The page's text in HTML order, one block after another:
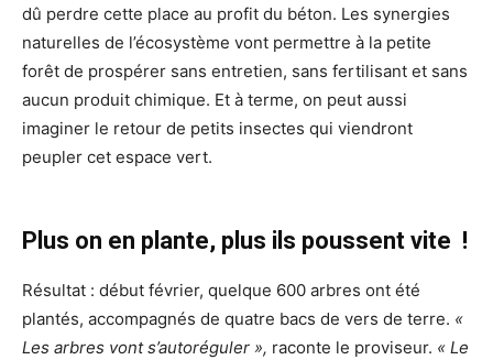
dû perdre cette place au profit du béton. Les synergies
naturelles de l’écosystème vont permettre à la petite
forêt de prospérer sans entretien, sans fertilisant et sans
aucun produit chimique. Et à terme, on peut aussi
imaginer le retour de petits insectes qui viendront
peupler cet espace vert.
Plus on en plante, plus ils poussent vite !
Résultat : début février, quelque 600 arbres ont été
plantés, accompagnés de quatre bacs de vers de terre. «
Les arbres vont s’autoréguler », raconte le proviseur. « Le